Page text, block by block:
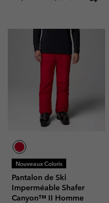
Nouveaux Coloris
Pantalon de Ski
Imperméable Shafer
Canyon™ II Homme